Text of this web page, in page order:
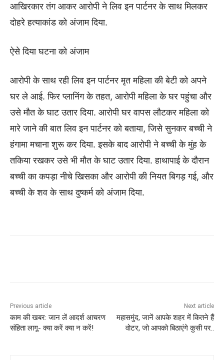
आखिरकार तंग आकर आरोपी ने लिव इन पार्टनर के साथ मिलकर
दोहरे हत्याकांड को अंजाम दिया.
ऐसे दिया घटना को अंजाम
आरोपी के साथ रही लिव इन पार्टनर मृत महिला की बेटी को अपने
घर ले आई. फिर प्लानिंग के तहत, आरोपी महिला के घर पहुंचा और
उसे मौत के घाट उतार दिया. आरोपी घर वापस लौटकर महिला को
मारे जाने की बात लिव इन पार्टनर को बताया, जिसे सुनकर बच्ची ने
हंगामा मचाना शुरू कर दिया. इसके बाद आरोपी ने बच्ची के मुंह के
तकिया रखकर उसे भी मौत के घाट उतार दिया. हाथापाई के दौरान
बच्ची का कपड़ा नीचे खिसका और आरोपी की नियत बिगड़ गई, और
बच्ची के शव के साथ दुष्कर्म को अंजाम दिया.
Previous article
काम की खबर: जान लें आदर्श आचरण
संहिता लागू- क्या करें क्या न करें!
Next article
महासमुंद, जानें आपके शहर में कितने हैं
वोटर, जो आपको बिठाएंगे कुसी पर..